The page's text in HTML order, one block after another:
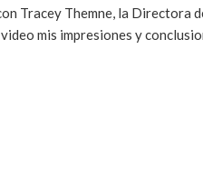
Tracey Themne, la Directora
mis impresiones y